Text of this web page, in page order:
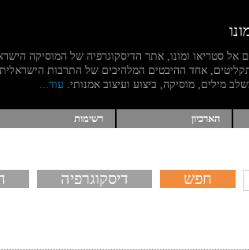
אל סטריאו ומונו, אתר הדיסקוגרפיה של המוסיקה
אחד ההיבטים המלהיבים של התרבות
מילים, מוסיקה, ביצוע ועיצוב אמנותי. עוד...
הארכיון רשימות
דיסקוגרפיה